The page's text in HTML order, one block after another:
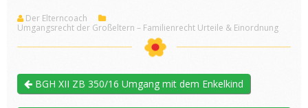
Der Elterncoach
Umgangsrecht der Großeltern – Familienrecht Urteile & Einordnung
BGH XII ZB 350/16 Umgang mit dem Enkelkind